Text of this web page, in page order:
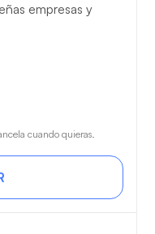
empresas y
cuando quieras.